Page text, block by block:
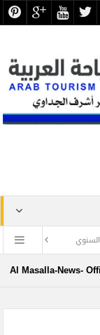
” ويليام بولتون سميث
Al Masalla-News-